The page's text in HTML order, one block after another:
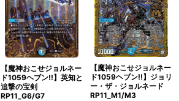
【魔神おこせジョルネー
ド1059ヘブン!!】英知と
追撃の宝剣
RP11_G6/G7
【魔神おこせジョルネー
ド1059ヘブン!!】ジョリ
ー・ザ・ジョルネード
RP11_M1/M3